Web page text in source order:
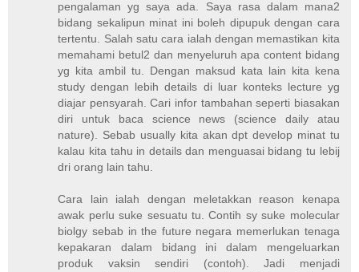
pengalaman yg saya ada. Saya rasa dalam mana2
bidang sekalipun minat ini boleh dipupuk dengan cara
tertentu. Salah satu cara ialah dengan memastikan kita
memahami betul2 dan menyeluruh apa content bidang
yg kita ambil tu. Dengan maksud kata lain kita kena
study dengan lebih details di luar konteks lecture yg
diajar pensyarah. Cari infor tambahan seperti biasakan
diri untuk baca science news (science daily atau
nature). Sebab usually kita akan dpt develop minat tu
kalau kita tahu in details dan menguasai bidang tu lebij
dri orang lain tahu.
Cara lain ialah dengan meletakkan reason kenapa
awak perlu suke sesuatu tu. Contih sy suke molecular
biolgy sebab in the future negara memerlukan tenaga
kepakaran dalam bidang ini dalam mengeluarkan
produk vaksin sendiri (contoh). Jadi menjadi